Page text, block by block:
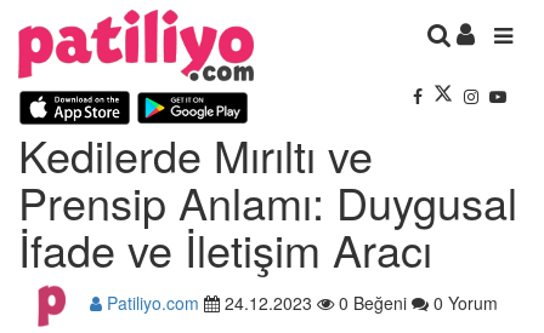
Kedilerde Mırıltı ve
Prensip Anlamı: Duygusal
İfade ve İletişim Aracı
Patiliyo.com 24.12.2023 0 Beğeni 0 Yorum